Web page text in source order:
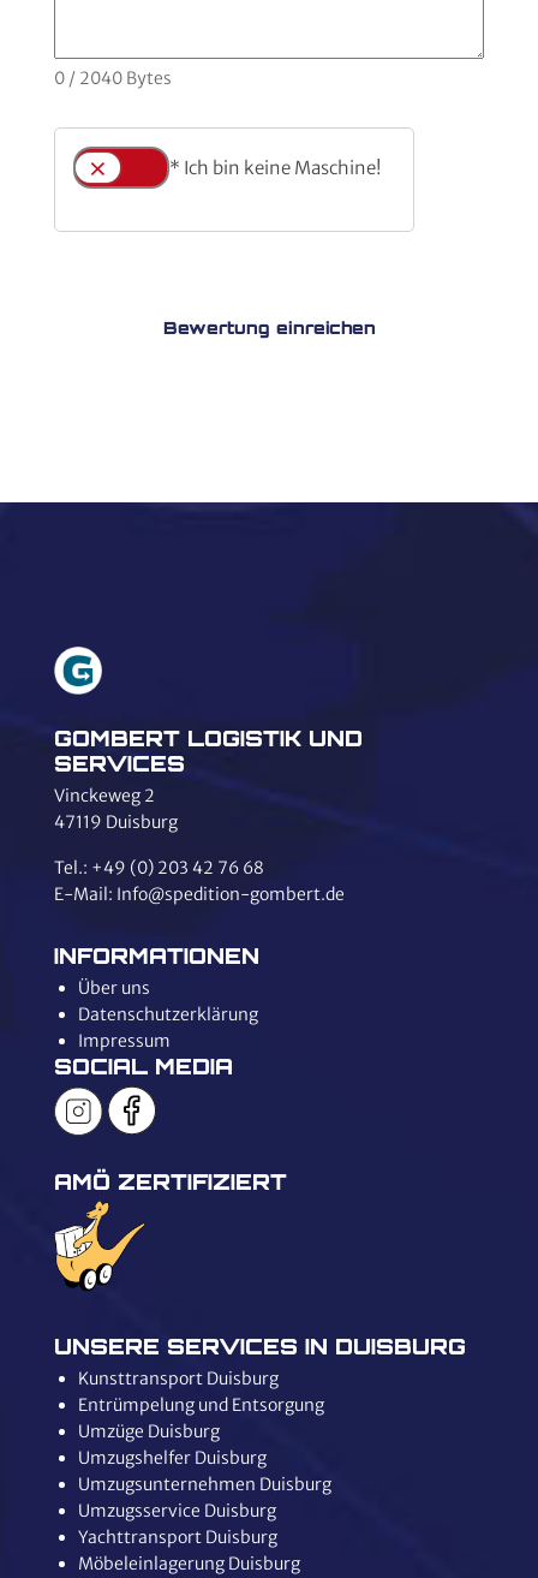
0/ 2040 Bytes
* Ich bin keine Maschine!
Bewertung einreichen
GOMBERT LOGISTIK UND
SERVICES
Vinckeweg 2
47119 Duisburg
Tel.: +49 (0) 203 42 76 68
E-Mail: Info@spedition-gombert.de
INFORMATIONEN
Über uns
Datenschutzerklärung
Impressum
SOCIAL MEDIA
AMÖ ZERTIFIZIERT
UNSERE SERVICES IN DUISBURG
Kunsttransport Duisburg
Entrümpelung und Entsorgung
Umzüge Duisburg
Umzugshelfer Duisburg
Umzugsunternehmen Duisburg
Umzugsservice Duisburg
Yachttransport Duisburg
Möbeleinlagerung Duisburg